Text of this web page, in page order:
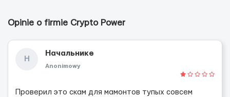
Opinie o firmie Crypto Power
Н
Начальнике
Anonimowy
Проверил это скам для мамонтов тупых совсем